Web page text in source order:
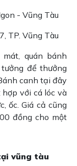
- Vũng Tàu
TP. Vũng Tàu
quán bánh
để thưởng
canh tại đây
với cá lóc và
ốc. Giá cả cũng
đồng cho một
vũng tàu